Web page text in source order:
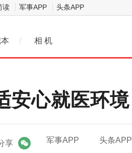
读 军事APP 头条APP
/ 相 机
安心就医环境
军事APP 头条APP
享